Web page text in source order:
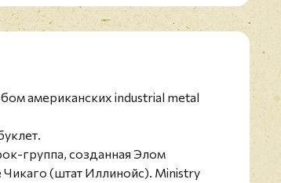
американских industrial metal
группа, созданная Элом
(штат Иллинойс). Ministry